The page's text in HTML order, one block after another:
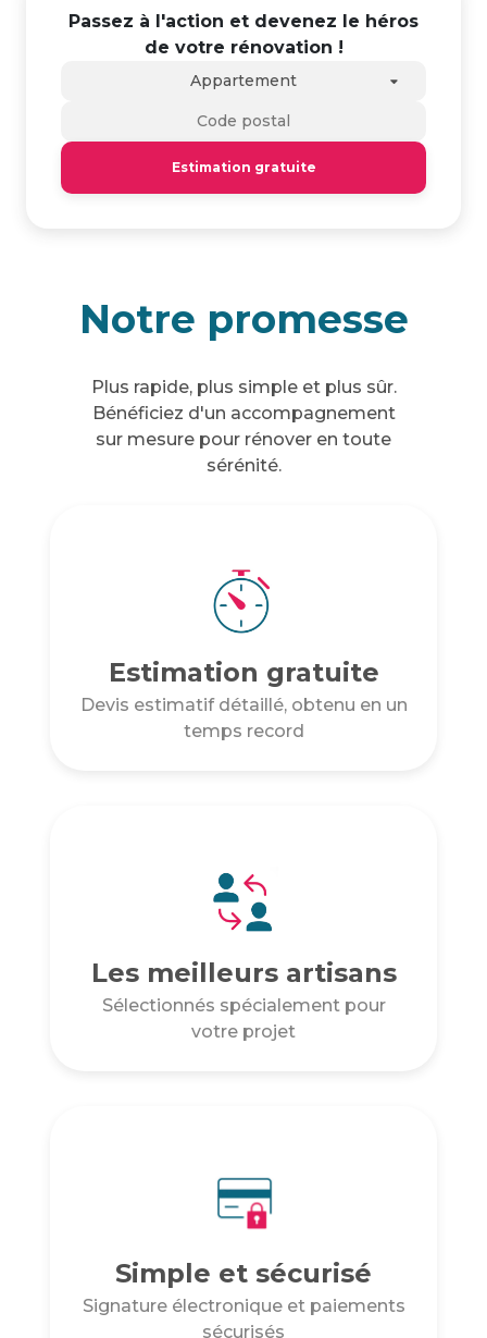
Passez à l'action et devenez le héros
de votre rénovation !
Appartement
Estimation gratuite
Notre promesse
Plus rapide, plus simple et plus sûr.
Bénéficiez d'un accompagnement
sur mesure pour rénover en toute
sérénité.
Estimation gratuite
Devis estimatif détaillé, obtenu en un
temps record
Les meilleurs artisans
Sélectionnés spécialement pour
votre projet
Simple et sécurisé
Signature électronique et paiements
sécurisés